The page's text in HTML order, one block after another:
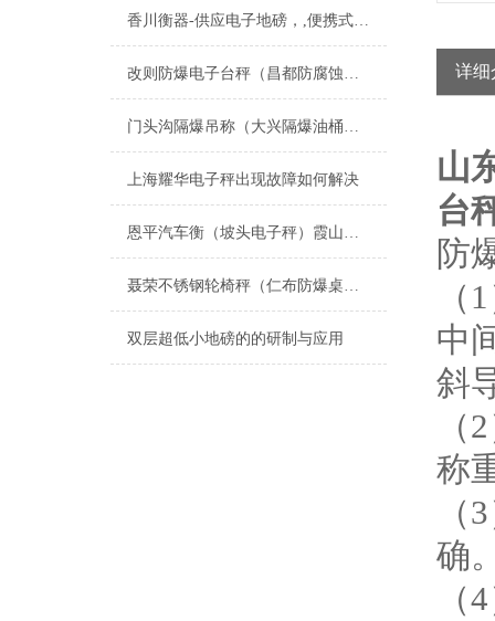
香川衡器-供应电子地磅，,便携式汽车衡厂家
改则防爆电子台秤（昌都防腐蚀台秤）普兰电子隔爆秤）边坝防爆钢瓶秤维修
门头沟隔爆吊称（大兴隔爆油桶秤）房山隔爆叉车称维修
上海耀华电子秤出现故障如何解决
恩平汽车衡（坡头电子秤）霞山防爆秤）怀集便携式地磅维修
聂荣不锈钢轮椅秤（仁布防爆桌称）巴青防水地磅）革吉隔爆叉车称维修
双层超低小地磅的的研制与应用
详细
山
台
防
中
斜
称
确